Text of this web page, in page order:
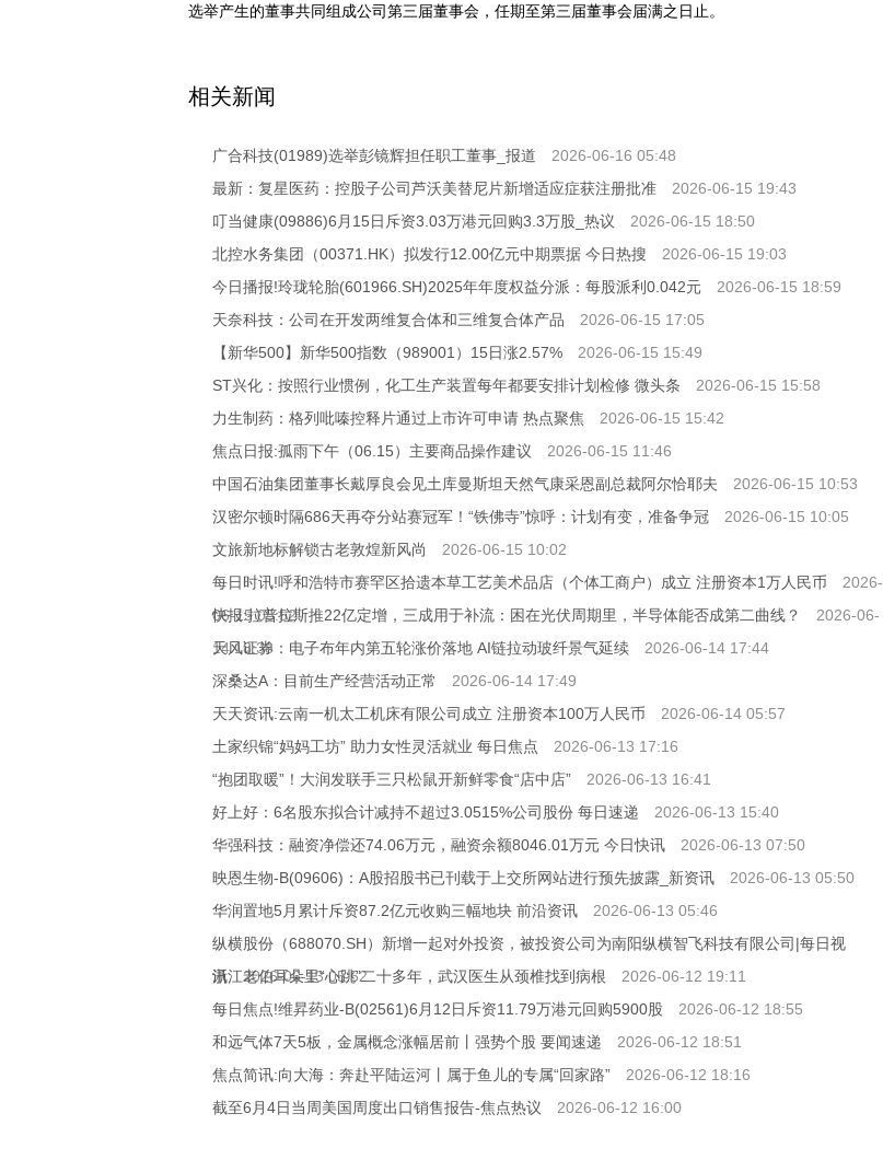
选举产生的董事共同组成公司第三届董事会，任期至第三届董事会届满之日止。
相关新闻
广合科技(01989)选举彭镜辉担任职工董事_报道
2026-06-16 05:48
最新：复星医药：控股子公司芦沃美替尼片新增适应症获注册批准
2026-06-15 19:43
叮当健康(09886)6月15日斥资3.03万港元回购3.3万股_热议
2026-06-15 18:50
北控水务集团（00371.HK）拟发行12.00亿元中期票据 今日热搜
2026-06-15 19:03
今日播报!玲珑轮胎(601966.SH)2025年年度权益分派：每股派利0.042元
2026-06-15 18:59
天奈科技：公司在开发两维复合体和三维复合体产品
2026-06-15 17:05
【新华500】新华500指数（989001）15日涨2.57%
2026-06-15 15:49
ST兴化：按照行业惯例，化工生产装置每年都要安排计划检修 微头条
2026-06-15 15:58
力生制药：格列吡嗪控释片通过上市许可申请 热点聚焦
2026-06-15 15:42
焦点日报:孤雨下午（06.15）主要商品操作建议
2026-06-15 11:46
中国石油集团董事长戴厚良会见土库曼斯坦天然气康采恩副总裁阿尔恰耶夫
2026-06-15 10:53
汉密尔顿时隔686天再夺分站赛冠军！“铁佛寺”惊呼：计划有变，准备争冠
2026-06-15 10:05
文旅新地标解锁古老敦煌新风尚
2026-06-15 10:02
每日时讯!呼和浩特市赛罕区拾遗本草工艺美术品店（个体工商户）成立 注册资本1万人民币
2026-
06-15 05:52
快报:拉普拉斯推22亿定增，三成用于补流：困在光伏周期里，半导体能否成第二曲线？
2026-06-
14 18:38
天风证券：电子布年内第五轮涨价落地 AI链拉动玻纤景气延续
2026-06-14 17:44
深桑达A：目前生产经营活动正常
2026-06-14 17:49
天天资讯:云南一机太工机床有限公司成立 注册资本100万人民币
2026-06-14 05:57
土家织锦“妈妈工坊” 助力女性灵活就业 每日焦点
2026-06-13 17:16
“抱团取暖”！大润发联手三只松鼠开新鲜零食“店中店”
2026-06-13 16:41
好上好：6名股东拟合计减持不超过3.0515%公司股份 每日速递
2026-06-13 15:40
华强科技：融资净偿还74.06万元，融资余额8046.01万元 今日快讯
2026-06-13 07:50
映恩生物-B(09606)：A股招股书已刊载于上交所网站进行预先披露_新资讯
2026-06-13 05:50
华润置地5月累计斥资87.2亿元收购三幅地块 前沿资讯
2026-06-13 05:46
纵横股份（688070.SH）新增一起对外投资，被投资公司为南阳纵横智飞科技有限公司|每日视
讯
2026-06-13 05:52
浙江老伯耳朵里“心跳”二十多年，武汉医生从颈椎找到病根
2026-06-12 19:11
每日焦点!维昇药业-B(02561)6月12日斥资11.79万港元回购5900股
2026-06-12 18:55
和远气体7天5板，金属概念涨幅居前丨强势个股 要闻速递
2026-06-12 18:51
焦点简讯:向大海：奔赴平陆运河丨属于鱼儿的专属“回家路”
2026-06-12 18:16
截至6月4日当周美国周度出口销售报告-焦点热议
2026-06-12 16:00